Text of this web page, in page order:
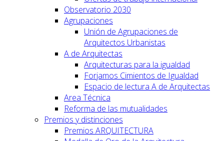
Observatorio 2030
Agrupaciones
Unión de Agrupaciones de
Arquitectos Urbanistas
A de Arquitectas
Arquitecturas para la igualdad
Forjamos Cimientos de Igualdad
Espacio de lectura A de Arquitectas
Area Técnica
Reforma de las mutualidades
Premios y distinciones
Premios ARQUITECTURA